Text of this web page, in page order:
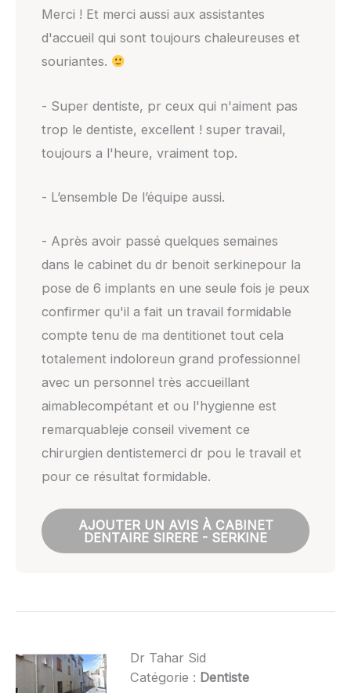
Merci ! Et merci aussi aux assistantes
d'accueil qui sont toujours chaleureuses et
souriantes.
- Super dentiste, pr ceux qui n'aiment pas
trop le dentiste, excellent ! super travail,
toujours a l'heure, vraiment top.
- L’ensemble De l’équipe aussi.
- Après avoir passé quelques semaines
dans le cabinet du dr benoit serkinepour la
pose de 6 implants en une seule fois je peux
confirmer qu'il a fait un travail formidable
compte tenu de ma dentitionet tout cela
totalement indoloreun grand professionnel
avec un personnel très accueillant
aimablecompétant et ou l'hygienne est
remarquableje conseil vivement ce
chirurgien dentistemerci dr pou le travail et
pour ce résultat formidable.
AJOUTER UN AVIS À CABINET
DENTAIRE SIRERE - SERKINE
Dr Tahar Sid
Catégorie : Dentiste